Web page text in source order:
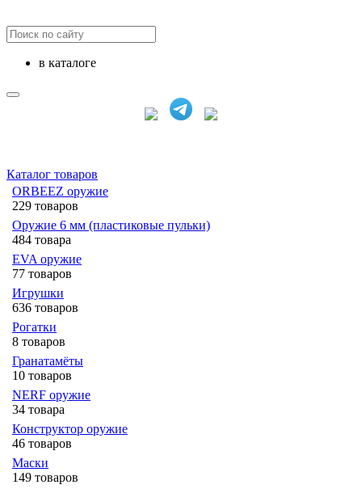
в каталоге
Каталог товаров
ORBEEZ оружие
229 товаров
Оружие 6 мм (пластиковые пульки)
484 товара
EVA оружие
77 товаров
Игрушки
636 товаров
Рогатки
8 товаров
Гранатамёты
10 товаров
NERF оружие
34 товара
Конструктор оружие
46 товаров
Маски
149 товаров